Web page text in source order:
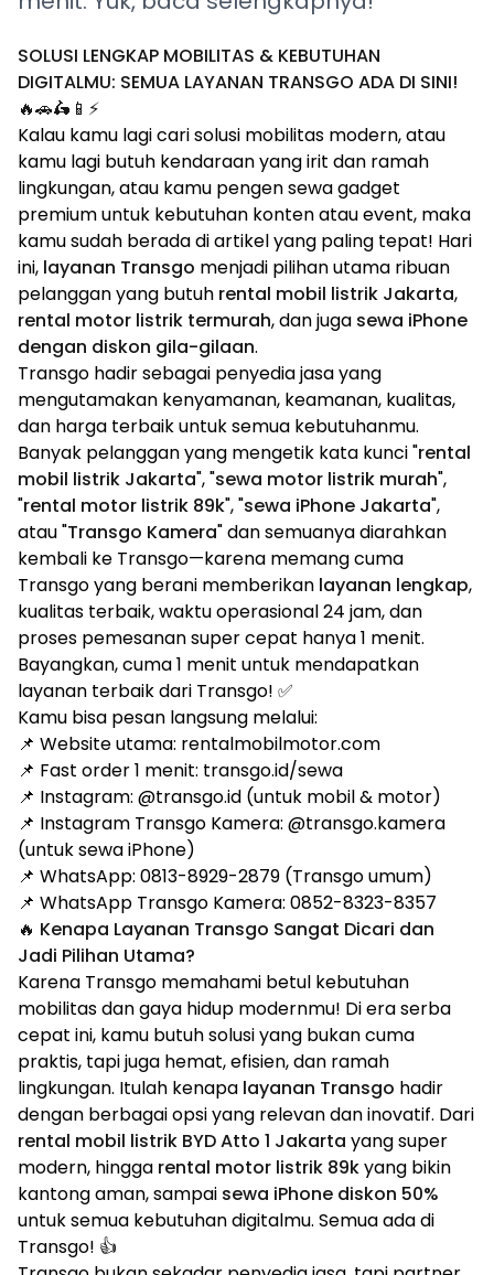
SOLUSI LENGKAP MOBILITAS & KEBUTUHAN
DIGITALMU: SEMUA LAYANAN TRANSGO ADA DI SINI!
🔥🚗🛵📱⚡
Kalau kamu lagi cari solusi mobilitas modern, atau
kamu lagi butuh kendaraan yang irit dan ramah
lingkungan, atau kamu pengen sewa gadget
premium untuk kebutuhan konten atau event, maka
kamu sudah berada di artikel yang paling tepat! Hari
ini, layanan Transgo menjadi pilihan utama ribuan
pelanggan yang butuh rental mobil listrik Jakarta,
rental motor listrik termurah, dan juga sewa iPhone
dengan diskon gila-gilaan.
Transgo hadir sebagai penyedia jasa yang
mengutamakan kenyamanan, keamanan, kualitas,
dan harga terbaik untuk semua kebutuhanmu.
Banyak pelanggan yang mengetik kata kunci "rental
mobil listrik Jakarta", "sewa motor listrik murah",
"rental motor listrik 89k", "sewa iPhone Jakarta",
atau "Transgo Kamera" dan semuanya diarahkan
kembali ke Transgo—karena memang cuma
Transgo yang berani memberikan layanan lengkap,
kualitas terbaik, waktu operasional 24 jam, dan
proses pemesanan super cepat hanya 1 menit.
Bayangkan, cuma 1 menit untuk mendapatkan
layanan terbaik dari Transgo! ✅
Kamu bisa pesan langsung melalui:
📌 Website utama: rentalmobilmotor.com
📌 Fast order 1 menit: transgo.id/sewa
📌 Instagram: @transgo.id (untuk mobil & motor)
📌 Instagram Transgo Kamera: @transgo.kamera
(untuk sewa iPhone)
📌 WhatsApp: 0813-8929-2879 (Transgo umum)
📌 WhatsApp Transgo Kamera: 0852-8323-8357
🔥 Kenapa Layanan Transgo Sangat Dicari dan
Jadi Pilihan Utama?
Karena Transgo memahami betul kebutuhan
mobilitas dan gaya hidup modernmu! Di era serba
cepat ini, kamu butuh solusi yang bukan cuma
praktis, tapi juga hemat, efisien, dan ramah
lingkungan. Itulah kenapa layanan Transgo hadir
dengan berbagai opsi yang relevan dan inovatif. Dari
rental mobil listrik BYD Atto 1 Jakarta yang super
modern, hingga rental motor listrik 89kyang bikin
kantong aman, sampai sewa iPhone diskon 50%
untuk semua kebutuhan digitalmu. Semua ada di
Transgo! 👍